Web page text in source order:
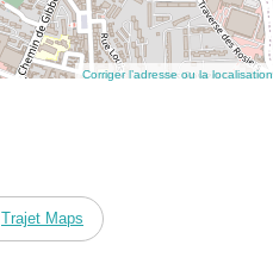
Corriger l’adresse ou la localisation
Trajet Maps